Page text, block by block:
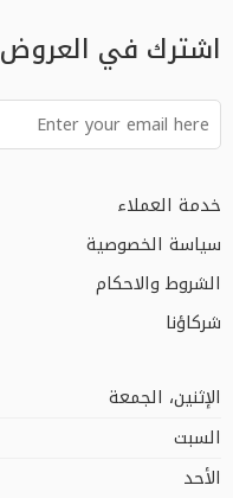
اشترك في العروض
خدمة العملاء
سياسة الخصوصية
الشروط والاحكام
شركاؤنا
الإثنين، الجمعة
السبت
الأحد